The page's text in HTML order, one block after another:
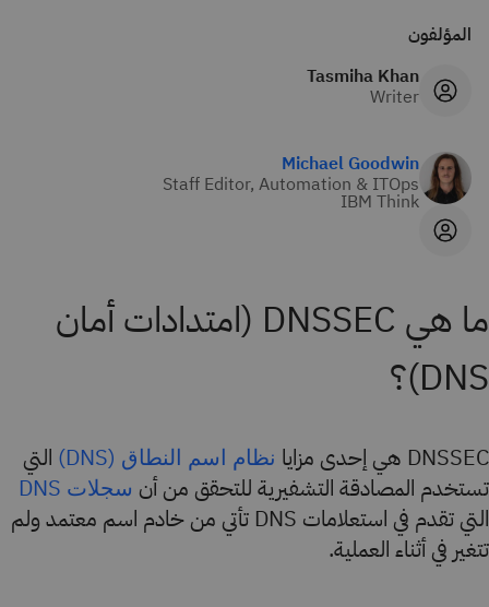
المؤلفون
Tasmiha Khan
Writer
Michael Goodwin
Staff Editor, Automation & ITOps
IBM Think
ما هي DNSSEC (امتدادات أمان
DNS)؟
DNSSEC هي إحدى مزايا نظام اسم النطاق (DNS)
التي
تستخدم المصادقة التشفيرية للتحقق من أن سجلات DNS
التي تقدم في استعلامات DNS تأتي من خادم اسم معتمد ولم
تتغير في أثناء العملية.